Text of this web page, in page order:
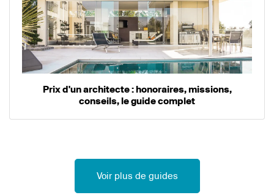
Prix d'un architecte : honoraires, missions,
conseils, le guide complet
Voir plus de guides